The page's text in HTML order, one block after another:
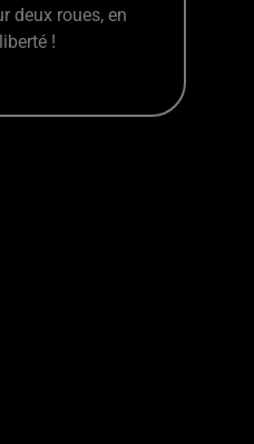
deux roues, en
!